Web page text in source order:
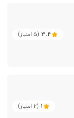
3.4
(
5 امتیاز)
1
(
2 امتیاز)